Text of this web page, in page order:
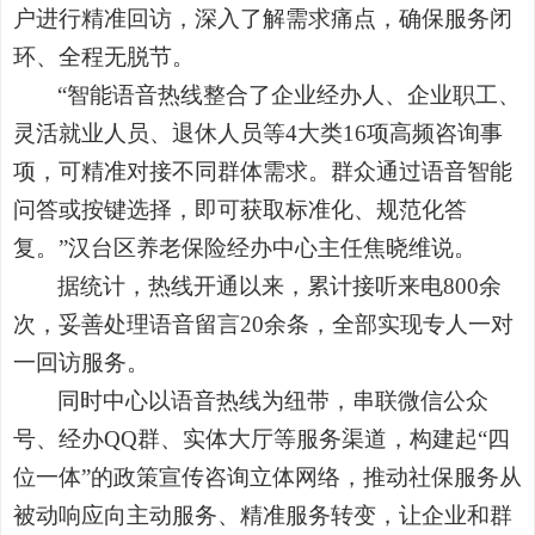
户进行精准回访，深入了解需求痛点，确保服务闭
环、全程无脱节。
“智能语音热线整合了企业经办人、企业职工、
灵活就业人员、退休人员等4大类16项高频咨询事
项，可精准对接不同群体需求。群众通过语音智能
问答或按键选择，即可获取标准化、规范化答
复。”汉台区养老保险经办中心主任焦晓维说。
据统计，热线开通以来，累计接听来电800余
次，妥善处理语音留言20余条，全部实现专人一对
一回访服务。
同时中心以语音热线为纽带，串联微信公众
号、经办QQ群、实体大厅等服务渠道，构建起“四
位一体”的政策宣传咨询立体网络，推动社保服务从
被动响应向主动服务、精准服务转变，让企业和群